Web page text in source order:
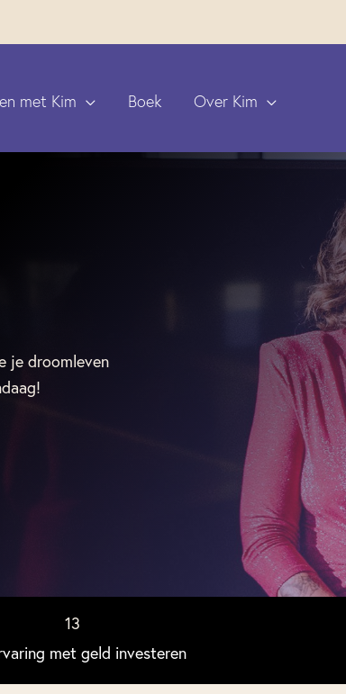
met Kim Boek Over Kim
je droomleven
13
met geld investeren